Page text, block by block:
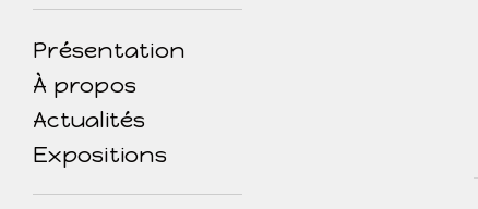
Présentation
À propos
Actualités
Expositions